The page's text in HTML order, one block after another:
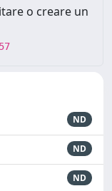
o creare un
ND
ND
ND